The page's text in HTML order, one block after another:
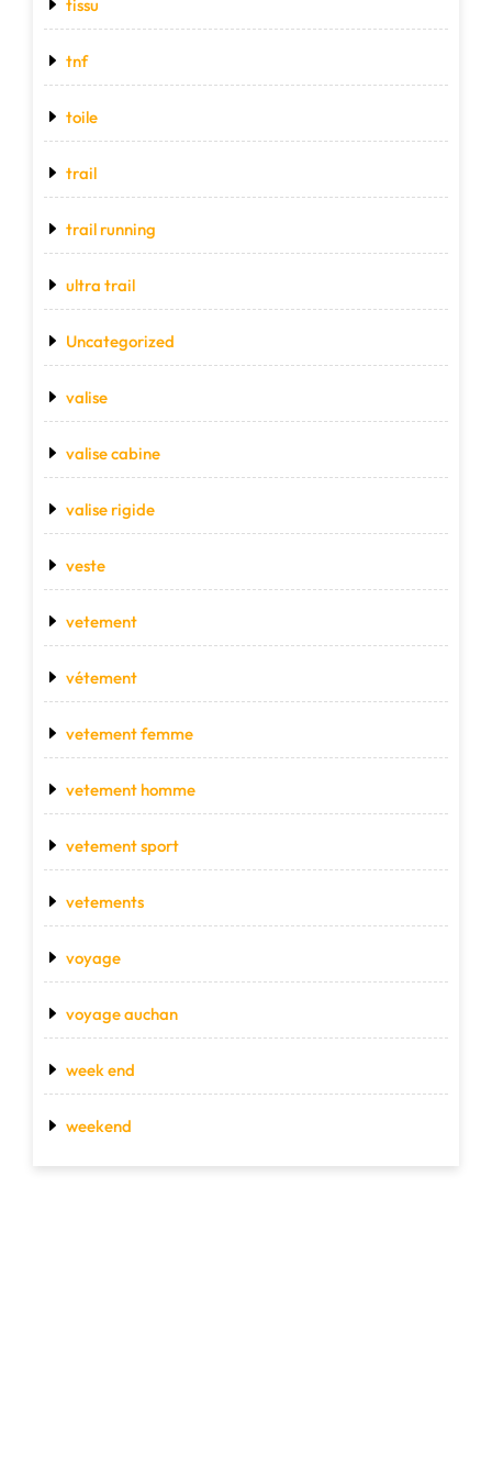
tissu
tnf
toile
trail
trail running
ultra trail
Uncategorized
valise
valise cabine
valise rigide
veste
vetement
vétement
vetement femme
vetement homme
vetement sport
vetements
voyage
voyage auchan
week end
weekend